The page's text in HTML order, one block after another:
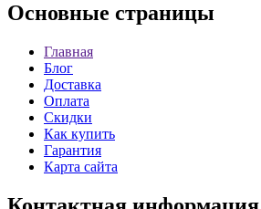
Основные страницы
Главная
Блог
Доставка
Оплата
Скидки
Как купить
Гарантия
Карта сайта